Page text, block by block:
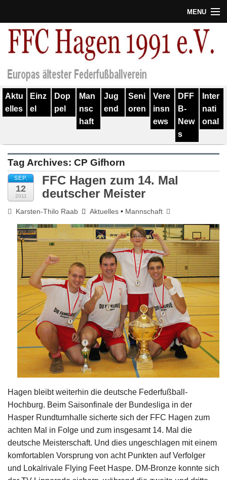
MENU
Termine
Verein
Geschichte
Training
Spieler
Kontakt
Links
Impressum
Aktu
elles
Einz
el
Dop
pel
Man
nsc
haft
Jug
end
Seni
oren
Vere
insn
ews
DFF
B-
New
s
Inter
nati
onal
Tag Archives: CP Gifhorn
SEP.
12
2011
FFC Hagen zum 14. Mal
deutscher Meister
Karsten-Thilo Raab Aktuelles • Mannschaft
Hagen bleibt weiterhin die deutsche Federfußball-
Hochburg. Beim Saisonfinale der Bundesliga in der
Hasper Rundturnhalle sicherte sich der FFC Hagen zum
achten Mal in Folge und zum insgesamt 14. Mal die
deutsche Meisterschaft. Und dies ungeschlagen mit einem
komfortablen Vorsprung von acht Punkten auf Verfolger
und Lokalrivale Flying Feet Haspe. DM-Bronze konnte sich